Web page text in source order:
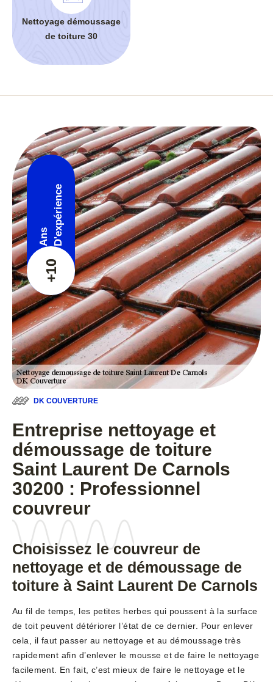
Nettoyage démoussage
de toiture 30
+10
Ans D'expérience
DK COUVERTURE
Entreprise nettoyage et
démoussage de toiture
Saint Laurent De Carnols
30200 : Professionnel
couvreur
Choisissez le couvreur de
nettoyage et de démoussage de
toiture à Saint Laurent De Carnols
Au fil de temps, les petites herbes qui poussent à la surface
de toit peuvent détériorer l’état de ce dernier. Pour enlever
cela, il faut passer au nettoyage et au démoussage très
rapidement afin d’enlever le mousse et de faire le nettoyage
facilement. En fait, c’est mieux de faire le nettoyage et le